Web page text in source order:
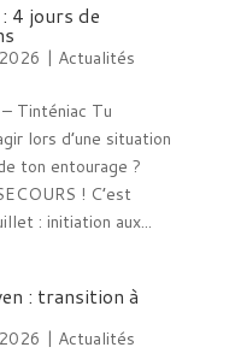
4 jours de
| Actualités
Tinténiac Tu
lors d’une situation
ton entourage ?
! C’est
: initiation aux...
: transition à
| Actualités